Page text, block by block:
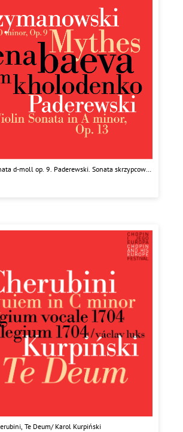
d-moll op. 9. Paderewski. Sonata skrzypcowa
Te Deum/ Karol Kurpiński